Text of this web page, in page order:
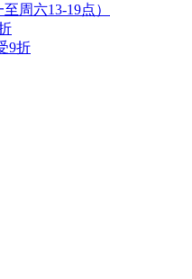
周六13-19点）
9折